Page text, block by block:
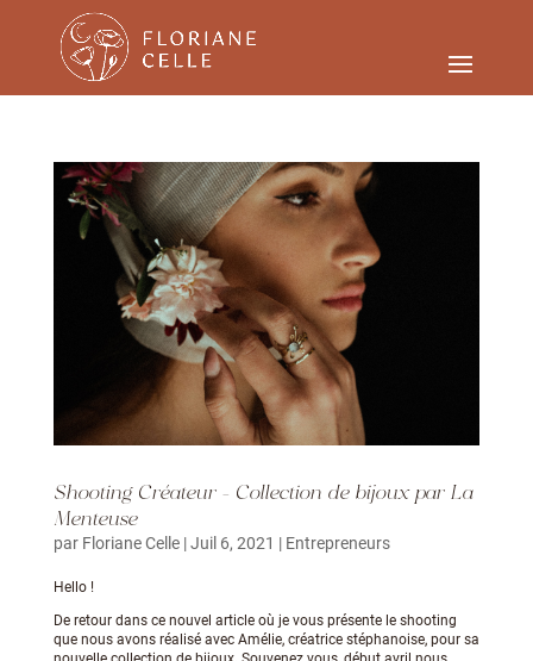
Shooting Créateur – Collection de bijoux par La
Menteuse
par Floriane Celle|Juil 6, 2021 | Entrepreneurs
Hello !
De retour dans ce nouvel article où je vous présente le shooting
que nous avons réalisé avec Amélie, créatrice stéphanoise, pour sa